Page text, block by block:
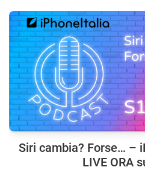
Siri cambia? Forse… –
LIVE ORA